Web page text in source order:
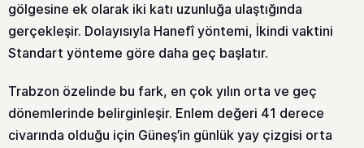
gölgesine ek olarak iki katı uzunluğa ulaştığında
gerçekleşir. Dolayısıyla Hanefî yöntemi, İkindi vaktini
Standart yönteme göre daha geç başlatır.
Trabzon özelinde bu fark, en çok yılın orta ve geç
dönemlerinde belirginleşir. Enlem değeri 41 derece
civarında olduğu için Güneş’in günlük yay çizgisi orta